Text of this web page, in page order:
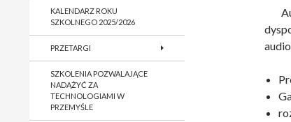
KALENDARZ ROKU
SZKOLNEGO 2025/2026
PRZETARGI
SZKOLENIA POZWALAJĄCE
NADĄŻYĆ ZA
TECHNOLOGIAMI W
PRZEMYŚLE